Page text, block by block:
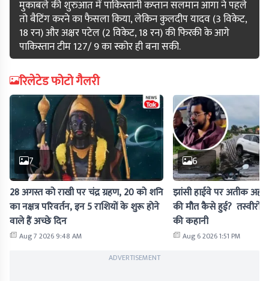
मुकाबले की शुरुआत में पाकिस्तानी कप्तान सलमान आगा ने पहले
तो बैटिंग करने का फैसला किया, लेकिन कुलदीप यादव (3 विकेट,
18 रन) और अक्षर पटेल (2 विकेट, 18 रन) की फ‍िरकी के आगे
पाकिस्तान टीम 127/ 9 का स्कोर ही बना सकी.
रिलेटेड फोटो गैलरी
7
28 अगस्त को राखी पर चंद्र ग्रहण, 20 को शनि
का नक्षत्र परिवर्तन, इन 5 राशियों के शुरू होने
वाले हैं अच्छे दिन
Aug 7 2026 9:48 AM
6
झांसी हाईवे पर अतीक
की मौत कैसे हुई? तस्वीरों
की कहानी
Aug 6 2026 1:51 PM
ADVERTISEMENT